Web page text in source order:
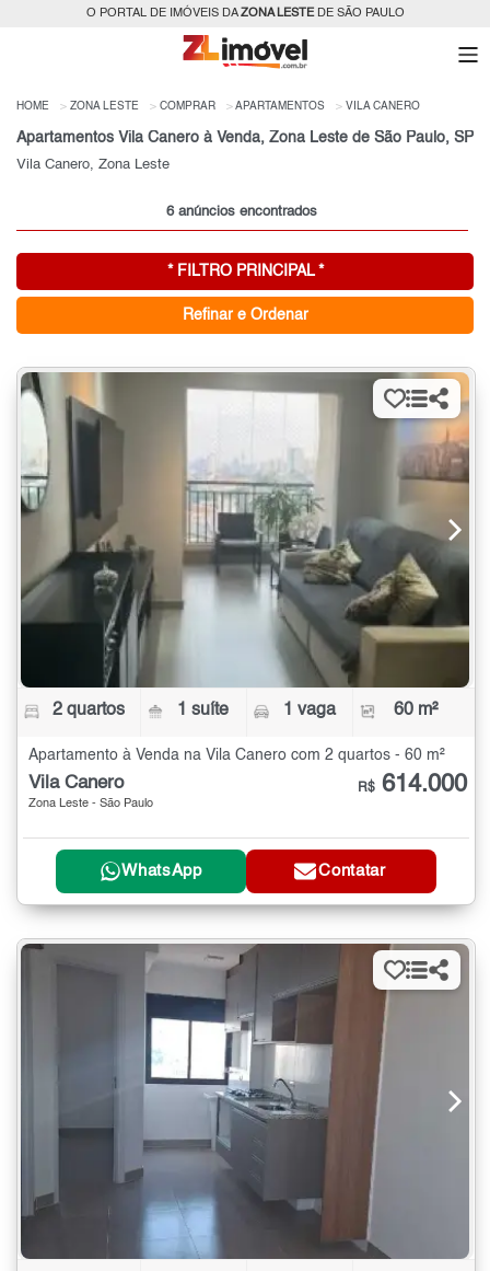
O PORTAL DE IMÓVEIS DAZONA LESTEDE SÃO PAULO
HOME ZONA LESTE COMPRAR APARTAMENTOS VILA CANERO
Apartamentos Vila Canero à Venda, Zona Leste de São Paulo, SP
Vila Canero, Zona Leste
6 anúncios encontrados
* FILTRO PRINCIPAL *
Refinar e Ordenar
2 quartos 1 suíte 1 vaga 60 m²
Apartamento à Venda na Vila Canero com 2 quartos - 60 m²
Vila Canero
Zona Leste - São Paulo
R$ 614.000
WhatsApp Contatar